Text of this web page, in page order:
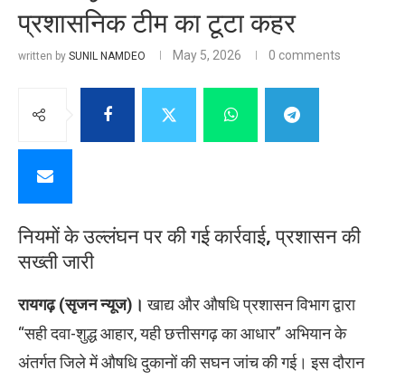
प्रशासनिक टीम का टूटा कहर
written by SUNIL NAMDEO May 5, 2026 0 comments
नियमों के उल्लंघन पर की गई कार्रवाई, प्रशासन की
सख्ती जारी
रायगढ़ (सृजन न्यूज)। खाद्य और औषधि प्रशासन विभाग द्वारा
“सही दवा-शुद्ध आहार, यही छत्तीसगढ़ का आधार” अभियान के
अंतर्गत जिले में औषधि दुकानों की सघन जांच की गई। इस दौरान